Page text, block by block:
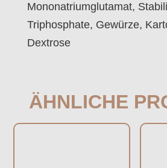
Mononatriumglutamat,
Triphosphate, Gewürze,
Dextrose
ÄHNLICHE